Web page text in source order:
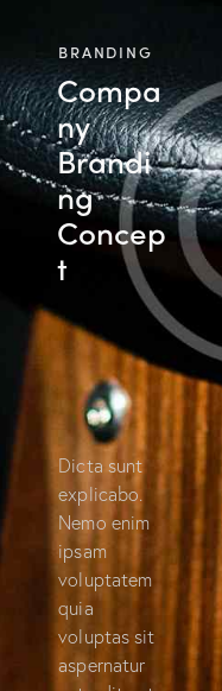
BRANDING
Compa
ny
Brandi
ng
Concep
t
Dicta sunt
explicabo.
Nemo enim
ipsam
voluptatem
quia
voluptas sit
aspernatur